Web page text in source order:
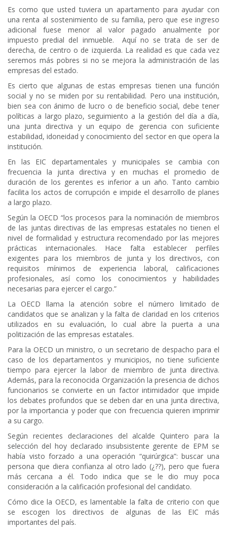
Es como que usted tuviera un apartamento para ayudar con
una renta al sostenimiento de su familia, pero que ese ingreso
adicional fuese menor al valor pagado anualmente por
impuesto predial del inmueble. Aquí no se trata de ser de
derecha, de centro o de izquierda. La realidad es que cada vez
seremos más pobres si no se mejora la administración de las
empresas del estado.
Es cierto que algunas de estas empresas tienen una función
social y no se miden por su rentabilidad. Pero una institución,
bien sea con ánimo de lucro o de beneficio social, debe tener
políticas a largo plazo, seguimiento a la gestión del día a día,
una junta directiva y un equipo de gerencia con suficiente
estabilidad, idoneidad y conocimiento del sector en que opera la
institución.
En las EIC departamentales y municipales se cambia con
frecuencia la junta directiva y en muchas el promedio de
duración de los gerentes es inferior a un año. Tanto cambio
facilita los actos de corrupción e impide el desarrollo de planes
a largo plazo.
Según la OECD “los procesos para la nominación de miembros
de las juntas directivas de las empresas estatales no tienen el
nivel de formalidad y estructura recomendado por las mejores
prácticas internacionales. Hace falta establecer perfiles
exigentes para los miembros de junta y los directivos, con
requisitos mínimos de experiencia laboral, calificaciones
profesionales, así como los conocimientos y habilidades
necesarias para ejercer el cargo.”
La OECD llama la atención sobre el número limitado de
candidatos que se analizan y la falta de claridad en los criterios
utilizados en su evaluación, lo cual abre la puerta a una
politización de las empresas estatales.
Para la OECD un ministro, o un secretario de despacho para el
caso de los departamentos y municipios, no tiene suficiente
tiempo para ejercer la labor de miembro de junta directiva.
Además, para la reconocida Organización la presencia de dichos
funcionarios se convierte en un factor intimidador que impide
los debates profundos que se deben dar en una junta directiva,
por la importancia y poder que con frecuencia quieren imprimir
a su cargo.
Según recientes declaraciones del alcalde Quintero para la
selección del hoy declarado insubsistente gerente de EPM se
había visto forzado a una operación “quirúrgica”: buscar una
persona que diera confianza al otro lado (¿??), pero que fuera
más cercana a él. Todo indica que se le dio muy poca
consideración a la calificación profesional del candidato.
Cómo dice la OECD, es lamentable la falta de criterio con que
se escogen los directivos de algunas de las EIC más
importantes del país.